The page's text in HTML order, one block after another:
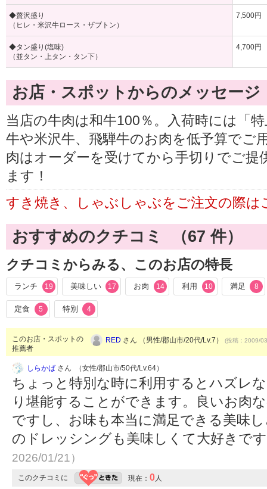
◆贅沢盛り
（ヒレ・米沢牛ロース・ザブトン）
7,500円
◆タン盛り(塩味)
（並タン・上タン・タン下）
4,700円
お店・スポットからのメッセージ
当店の牛肉は和牛100％。入荷時には「
牛や米沢牛、飛騨牛のお肉を低予算でご
肉はオーダーを受けてから手切りでご
ます！
すき焼き、しゃぶしゃぶをご注文の際は
おすすめのクチコミ （67 件）
クチコミからみる、このお店の特長
ランチ 19 美味しい 17 お肉 14 利用 10 満足 8
定食 5 特別 4
このお店・スポットの
推薦者
RED さん （男性/郡山市/20代/Lv.7） (投稿：2009/
しらかば さん （女性/郡山市/50代/Lv.64）
ちょっと特別な時に利用するとハズレ
り堪能することができます。良いお肉
ですし、お味も本当に満足できる美味
のドレッシングも美味しくて大好きで
2026/01/21）
このクチコミに 現在： 0人